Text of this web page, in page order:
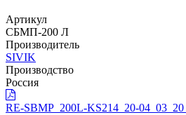
Артикул
СБМП-200 Л
Производитель
SIVIK
Производство
Россия
RE-SBMP_200L-KS214_20-04_03_20